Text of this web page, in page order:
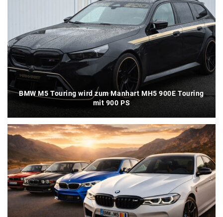
BMW M5 Touring wird zum Manhart MH5 900E Touring
mit 900 PS